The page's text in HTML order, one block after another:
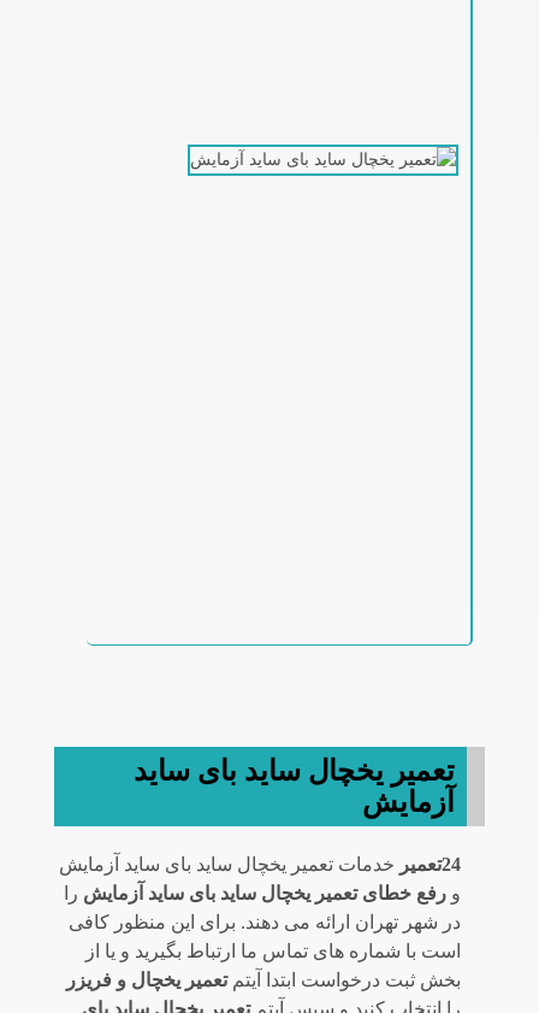
تعمیر یخچال ساید بای ساید
آزمایش
24تعمیر
خدمات تعمیر یخچال ساید بای ساید آزمایش
و رفع خطای تعمیر یخچال ساید بای ساید آزمایش را
در شهر تهران ارائه می دهند. برای این منظور کافی
است با شماره های تماس ما ارتباط بگیرید و یا از
بخش ثبت درخواست ابتدا آیتمتعمیر یخچال و فریزر
را انتخاب کنید و سپس آیتمتعمیر یخچال ساید بای